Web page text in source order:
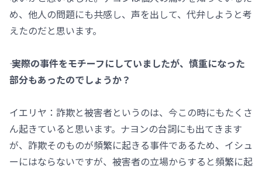
め、他人の問題にも共感し、声を出して、代弁しようと考
えたのだと思います。
―― 実際の事件をモチーフにしていましたが、慎重になった
部分もあったのでしょうか？
イエリヤ：詐欺と被害者というのは、今この時にもたくさ
ん起きていると思います。ナヨンの台詞にも出てきます
が、詐欺そのものが頻繁に起きる事件であるため、イシュ
ーにはならないですが、被害者の立場からすると頻繁に起